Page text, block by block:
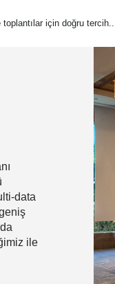
için doğru
data
ile